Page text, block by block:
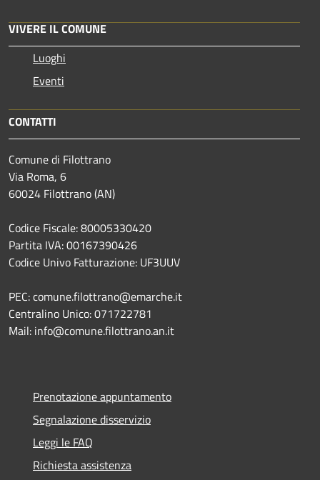
VIVERE IL COMUNE
Luoghi
Eventi
CONTATTI
Comune di Filottrano
Via Roma, 6
60024 Filottrano (AN)
Codice Fiscale: 80005330420
Partita IVA: 00167390426
Codice Univo Fatturazione: UF3UUV
PEC: comune.filottrano@emarche.it
Centralino Unico: 071722781
Mail: info@comune.filottrano.an.it
Prenotazione appuntamento
Segnalazione disservizio
Leggi le FAQ
Richiesta assistenza